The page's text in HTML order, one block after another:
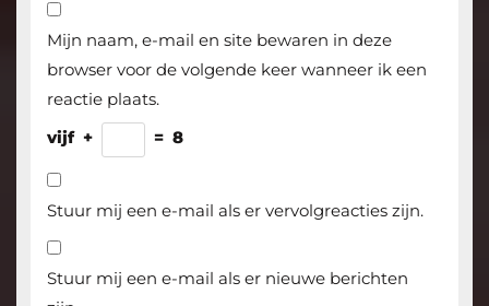
Mijn naam, e-mail en site bewaren in deze
browser voor de volgende keer wanneer ik een
reactie plaats.
vijf + = 8
Stuur mij een e-mail als er vervolgreacties zijn.
Stuur mij een e-mail als er nieuwe berichten